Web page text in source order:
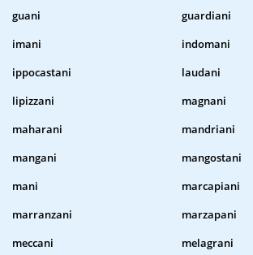
guani
guardiani
imani
indomani
ippocastani
laudani
lipizzani
magnani
maharani
mandriani
mangani
mangostani
mani
marcapiani
marranzani
marzapani
meccani
melagrani